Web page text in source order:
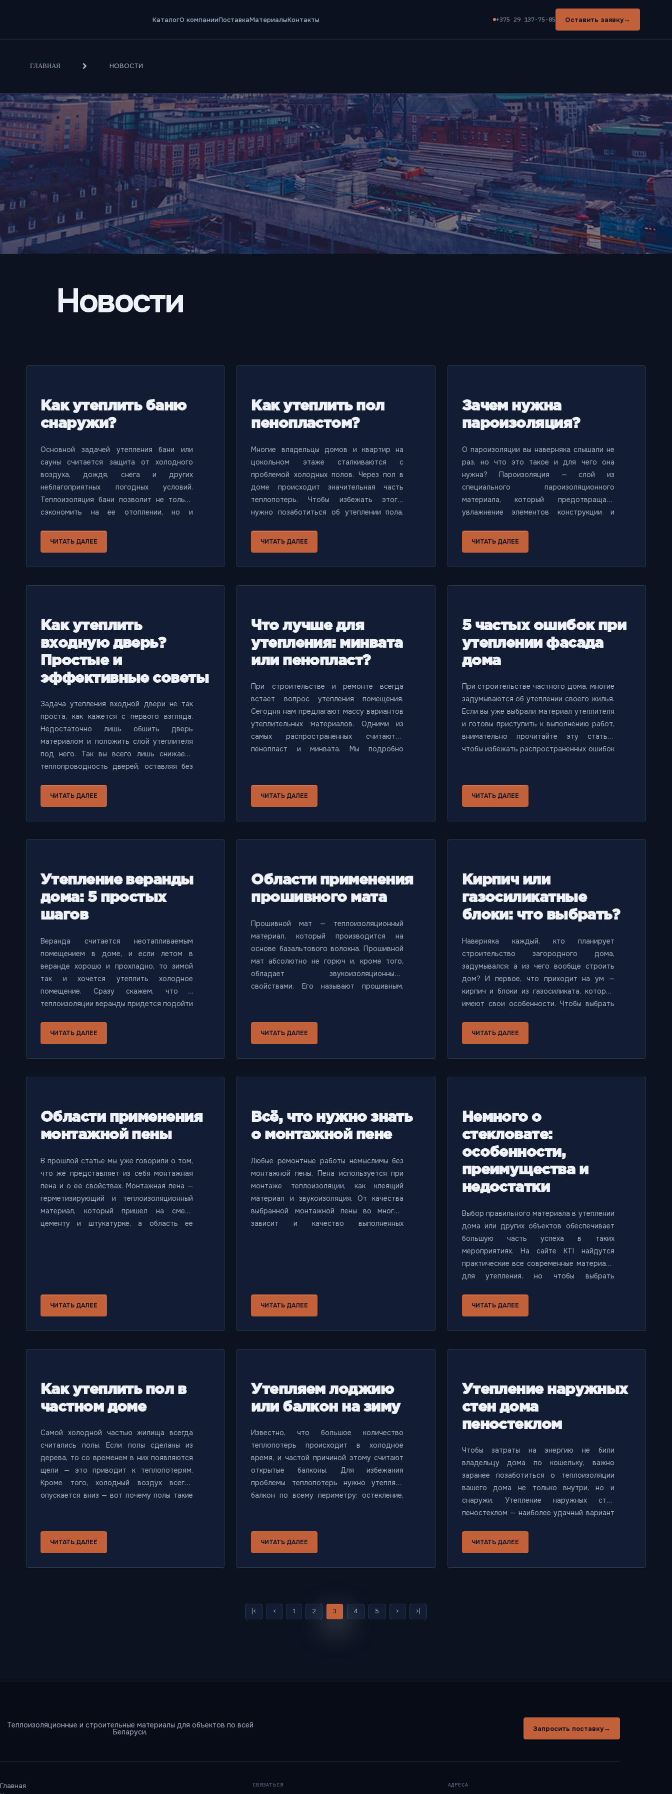
КаталогО компанииПоставкаМатериалыКонтакты +375 29 137-75-85 Оставить заявку→
НОВОСТИ
Новости
Как утеплить баню
снаружи?
Основной задачей утепления бани или
сауны считается защита от холодного
воздуха, дождя, снега и других
неблагоприятных погодных условий.
Теплоизоляция бани позволит не только
сэкономить на ее отоплении, но и
и отсыревания. Таким образом, утепление
бани помогает сохранять оптимальный
перепадов температур. В этой статье мы
ЧИТАТЬ ДАЛЕЕ
Как утеплить пол
пенопластом?
Многие владельцы домов и квартир на
цокольном этаже сталкиваются с
проблемой холодных полов. Через пол в
доме происходит значительная часть
теплопотерь. Чтобы избежать этого,
нужно позаботиться об утеплении пола.
утепления пола в доме считается
пенопласт. Мы расскажем, как утеплить
ЧИТАТЬ ДАЛЕЕ
Зачем нужна
пароизоляция?
О пароизоляции вы наверняка слышали не
раз, но что это такое и для чего она
нужна? Пароизоляция — слой из
специального пароизоляционного
материала, который предотвращает
увлажнение элементов конструкции и
статье мы расскажем, почему без
пароизоляции не обойтись.
ЧИТАТЬ ДАЛЕЕ
Как утеплить
входную дверь?
Простые и
эффективные советы
Задача утепления входной двери не так
проста, как кажется с первого взгляда.
Недостаточно лишь обшить дверь
материалом и положить слой утеплителя
под него. Так вы всего лишь снижаете
теплопроводность дверей, оставляя без
происходят сквозняки и остаются мостики
холода. В этой статье мы подробно
ЧИТАТЬ ДАЛЕЕ
Что лучше для
утепления: минвата
или пенопласт?
При строительстве и ремонте всегда
встает вопрос утепления помещения.
Сегодня нам предлагают массу вариантов
утеплительных материалов. Одними из
самых распространенных считаются
пенопласт и минвата. Мы подробно
Если Вы не можете решить, какой материал
для утепления выбрать, читайте эту
ЧИТАТЬ ДАЛЕЕ
5 частых ошибок при
утеплении фасада
дома
При строительстве частного дома, многие
задумываются об утеплении своего жилья.
Если вы уже выбрали материал утеплителя
и готовы приступить к выполнению работ,
внимательно прочитайте эту статью,
чтобы избежать распространенных ошибок
ЧИТАТЬ ДАЛЕЕ
Утепление веранды
дома: 5 простых
шагов
Веранда считается неотапливаемым
помещением в доме, и если летом в
веранде хорошо и прохладно, то зимой
так и хочется утеплить холодное
помещение. Сразу скажем, что к
теплоизоляции веранды придется подойти
только стены, то холодный воздух может
приходить из окон и никакого смысла в
ЧИТАТЬ ДАЛЕЕ
Области применения
прошивного мата
Прошивной мат — теплоизоляционный
материал, который производится на
основе базальтового волокна. Прошивной
мат абсолютно не горюч и, кроме того,
обладает звукоизоляционными
свойствами. Его называют прошивным,
покрывают оцинкованной, стальной или
гальванизированной сеткой. Это
монтажа и придать теплоизоляции
ЧИТАТЬ ДАЛЕЕ
Кирпич или
газосиликатные
блоки: что выбрать?
Наверняка каждый, кто планирует
строительство загородного дома,
задумывался: а из чего вообще строить
дом? И первое, что приходит на ум —
кирпич и блоки из газосиликата, которые
имеют свои особенности. Чтобы выбрать
нужно учесть свойства каждого из них.
Давайте сравним характеристики кирпича
ЧИТАТЬ ДАЛЕЕ
Области применения
монтажной пены
В прошлой статье мы уже говорили о том,
что же представляет из себя монтажная
пена и о её свойствах. Монтажная пена —
герметизирующий и теплоизоляционный
материал, который пришел на смену
цементу и штукатурке, а область ее
ЧИТАТЬ ДАЛЕЕ
Всё, что нужно знать
о монтажной пене
Любые ремонтные работы немыслимы без
монтажной пены. Пена используется при
монтаже теплоизоляции, как клеящий
материал и звукоизоляция. От качества
выбранной монтажной пены во многом
зависит и качество выполненных
ЧИТАТЬ ДАЛЕЕ
Немного о
стекловате:
особенности,
преимущества и
недостатки
Выбор правильного материала в утеплении
дома или других объектов обеспечивает
большую часть успеха в таких
мероприятиях. На сайте KTI найдутся
практические все современные материалы
для утепления, но чтобы выбрать
каждый из них.
ЧИТАТЬ ДАЛЕЕ
Как утеплить пол в
частном доме
Самой холодной частью жилища всегда
считались полы. Если полы сделаны из
дерева, то со временем в них появляются
щели — это приводит к теплопотерям.
Кроме того, холодный воздух всегда
опускается вниз — вот почему полы такие
ЧИТАТЬ ДАЛЕЕ
Утепляем лоджию
или балкон на зиму
Известно, что большое количество
теплопотерь происходит в холодное
время, и частой причиной этому считают
открытые балконы. Для избежания
проблемы теплопотерь нужно утеплять
балкон по всему периметру: остекление,
долгими зимами.
ЧИТАТЬ ДАЛЕЕ
Утепление наружных
стен дома
пеностеклом
Чтобы затраты на энергию не били
владельцу дома по кошельку, важно
заранее позаботиться о теплоизоляции
вашего дома не только внутри, но и
снаружи. Утепление наружных стен
пеностеклом — наиболее удачный вариант
теплоизоляционные плиты из пеностекла
крепится любое покрытие и для такой
ЧИТАТЬ ДАЛЕЕ
|< < 1 2 3 4 5 > >|
Теплоизоляционные и строительные материалы для объектов по всей
Беларуси. Запросить поставку→
Главная
СВЯЗАТЬСЯ АДРЕСА